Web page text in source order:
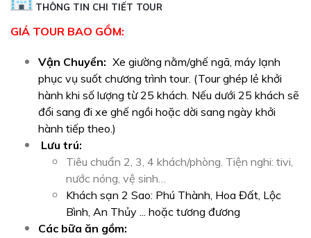
THÔNG TIN CHI TIẾT TOUR
GIÁ TOUR BAO GỒM:
Vận Chuyển: Xe giường nằm/ghế ngã, máy lạnh
phục vụ suốt chương trình tour. (Tour ghép lẻ khởi
hành khi số lượng từ 25 khách. Nếu dưới 25 khách sẽ
đổi sang đi xe ghế ngồi hoặc dời sang ngày khởi
hành tiếp theo.)
Lưu trú:
Tiêu chuẩn 2, 3, 4 khách/phòng. Tiện nghi: tivi,
nước nóng, vệ sinh…
Khách sạn 2 Sao: Phú Thành, Hoa Đất, Lộc
Bình, An Thủy ... hoặc tương đương
Các bữa ăn gồm: